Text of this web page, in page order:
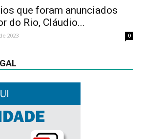
que foram anunciados
do Rio, Cláudio...
2023 0